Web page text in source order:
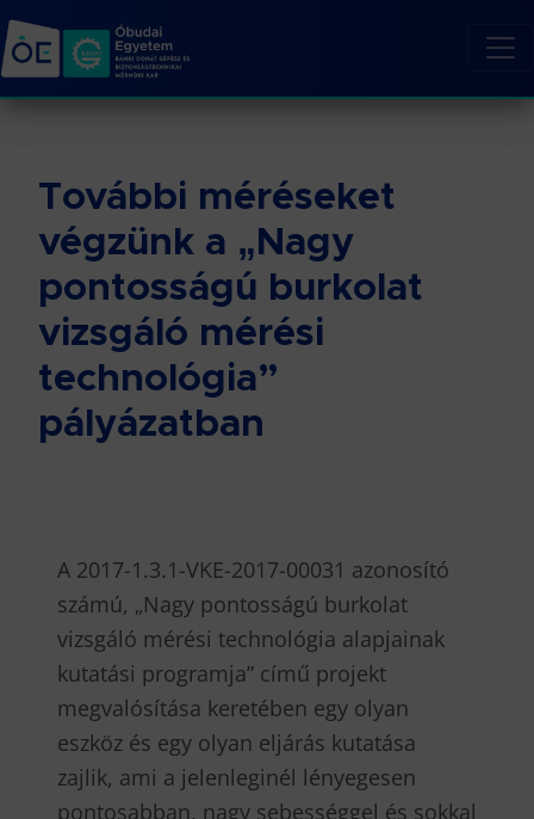
További méréseket
végzünk a „Nagy
pontosságú burkolat
vizsgáló mérési
technológia”
pályázatban
A 2017-1.3.1-VKE-2017-00031 azonosító
számú, „Nagy pontosságú burkolat
vizsgáló mérési technológia alapjainak
kutatási programja” című projekt
megvalósítása keretében egy olyan
eszköz és egy olyan eljárás kutatása
zajlik, ami a jelenleginél lényegesen
pontosabban, nagy sebességgel és sokkal